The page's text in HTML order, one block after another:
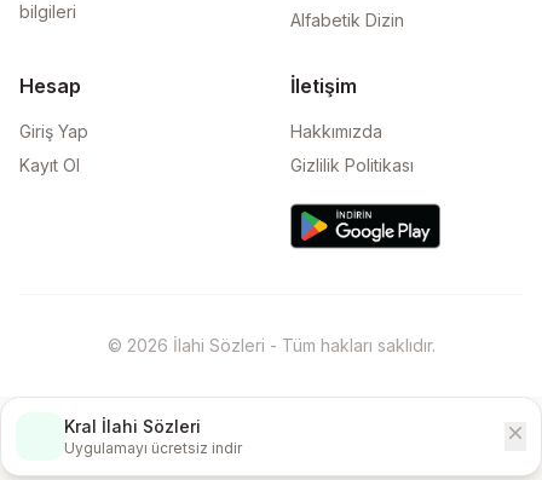
bilgileri
Alfabetik Dizin
Hesap
Giriş Yap
Kayıt Ol
İletişim
Hakkımızda
Gizlilik Politikası
© 2026 İlahi Sözleri - Tüm hakları saklıdır.
Kral İlahi Sözleri
Uygulamayı ücretsiz indir
close